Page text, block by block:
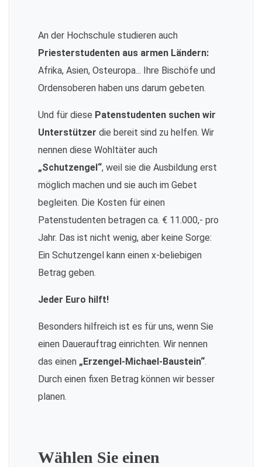
An der Hochschule studieren auch
Priesterstudenten aus armen Ländern:
Afrika, Asien, Osteuropa... Ihre Bischöfe und
Ordensoberen haben uns darum gebeten.
Und für diese Patenstudenten suchen wir
Unterstützer die bereit sind zu helfen. Wir
nennen diese Wohltäter auch
„Schutzengel“, weil sie die Ausbildung erst
möglich machen und sie auch im Gebet
begleiten. Die Kosten für einen
Patenstudenten betragen ca. € 11.000,- pro
Jahr. Das ist nicht wenig, aber keine Sorge:
Ein Schutzengel kann einen x-beliebigen
Betrag geben.
Jeder Euro hilft!
Besonders hilfreich ist es für uns, wenn Sie
einen Dauerauftrag einrichten. Wir nennen
das einen „Erzengel-Michael-Baustein“.
Durch einen fixen Betrag können wir besser
planen.
Wählen Sie einen